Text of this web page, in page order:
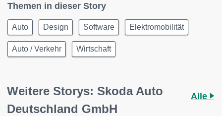
Themen in dieser Story
Auto Design Software Elektromobilität
Auto / Verkehr Wirtschaft
Weitere Storys: Skoda Auto
Deutschland GmbH
Alle